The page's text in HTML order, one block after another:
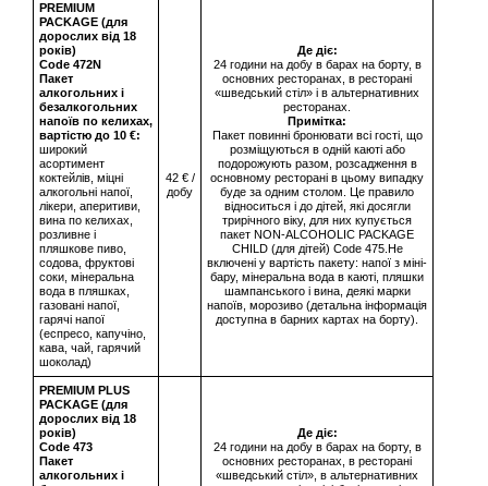
PREMIUM
PACKAGE (для
дорослих від 18
років)
Сode 472N
Пакет
алкогольних і
безалкогольних
напоїв по келихах,
вартістю до 10 €:
широкий
асортимент
коктейлів, міцні
алкогольні напої,
лікери, аперитиви,
вина по келихах,
розливне і
пляшкове пиво,
содова, фруктові
соки, мінеральна
вода в пляшках,
газовані напої,
гарячі напої
(еспресо, капучіно,
кава, чай, гарячий
шоколад)
42 € /
добу
Де діє:
24 години на добу в барах на борту, в
основних ресторанах, в ресторані
«шведський стіл» і в альтернативних
ресторанах.
Примітка:
Пакет повинні бронювати всі гості, що
розміщуються в одній каюті або
подорожують разом, розсадження в
основному ресторані в цьому випадку
буде за одним столом. Це правило
відноситься і до дітей, які досягли
трирічного віку, для них купується
пакет NON-ALCOHOLIC PACKAGE
CHILD (для дітей) Code 475.Не
включені у вартість пакету: напої з міні-
бару, мінеральна вода в каюті, пляшки
шампанського і вина, деякі марки
напоїв, морозиво (детальна інформація
доступна в барних картах на борту).
PREMIUM PLUS
PACKAGE (для
дорослих від 18
років)
Сode 473
Пакет
алкогольних і
Де діє:
24 години на добу в барах на борту, в
основних ресторанах, в ресторані
«шведський стіл», в альтернативних